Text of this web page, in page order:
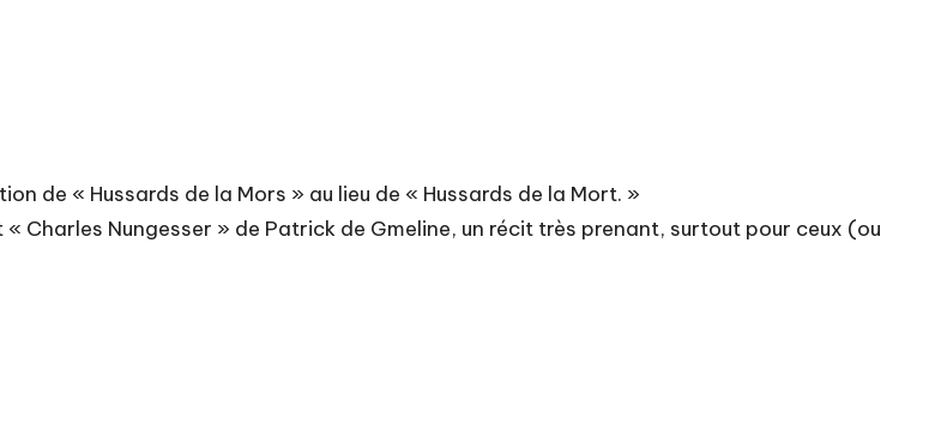
de « Hussards de la Mors » au lieu de « Hussards de la Mort. »
Charles Nungesser » de Patrick de Gmeline, un récit très prenant, surtout pour ceux (ou